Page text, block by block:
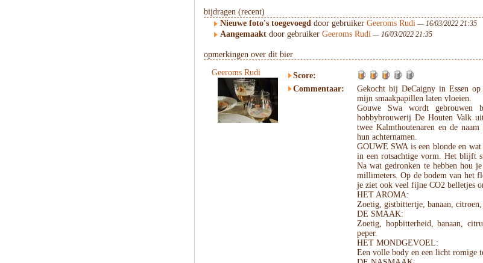
bijdragen (recent)
Nieuwe foto's toegevoegd door gebruiker Geeroms Rudi — 16/03/2022 21:35
Aangemaakt door gebruiker Geeroms Rudi — 16/03/2022 21:35
opmerkingen over dit bier
Geeroms Rudi
Score:
Commentaar:
Gekocht bij DeCaigny in Essen
mijn smaakpapillen laten vloeien.
Gouwe Swa wordt
hobbybrouwerij De Houten Valk
twee Kalmthoutenaren en de
hun achternamen.
GOUWE SWA is een blonde en
in een rotsachtige vorm. Het blijft
Na wat gedronken te hebben hou
millimeters. Op de bodem van het
je ziet ook veel fijne CO2 belletjes
HET AROMA:
Zoetig, gistbittertje, banaan,
DE SMAAK:
Zoetig, hopbitterheid, banaan,
peper.
HET MONDGEVOEL:
Een volle body en een licht romige